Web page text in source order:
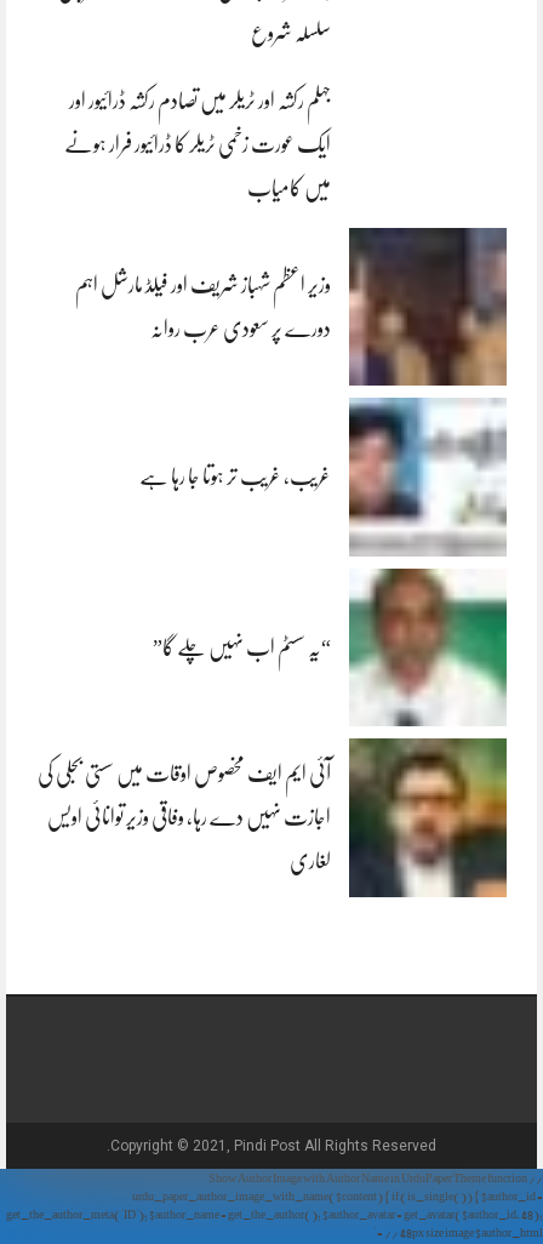
سلسلہ شروع
جہلم رکشہ اور ٹریلر میں تصادم رکشہ ڈرائیور اور
ایک عورت زخمی ٹریلر کا ڈرائیور فرار ہونے
میں کامیاب
وزیر اعظم شہباز شریف اور فیلڈ مارشل اہم
دورے پر سعودی عرب روانہ
غریب، غریب تر ہوتا جا رہا ہے
“یہ سسٹم اب نہیں چلے گا”
آئی ایم ایف مخصوص اوقات میں سستی بجلی کی
اجازت نہیں دے رہا، وفاقی وزیر توانائی اویس
لغاری
Copyright © 2021, Pindi Post All Rights Reserved.
// Show Author Image with Author Name in UrduPaper Theme function
urdu_paper_author_image_with_name($content) { if (is_single()) { $author_id =
get_the_author_meta('ID'); $author_name = get_the_author(); $author_avatar = get_avatar($author_id, 48);
// 48px size image $author_html = '